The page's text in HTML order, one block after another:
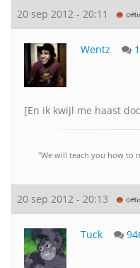
20 sep 2012 - 20:11
Wentz
[En ik kwijl me haast
"We will teach you how to
20 sep 2012 - 20:13
Tuck